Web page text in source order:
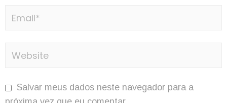
Salvar meus dados neste navegador para a